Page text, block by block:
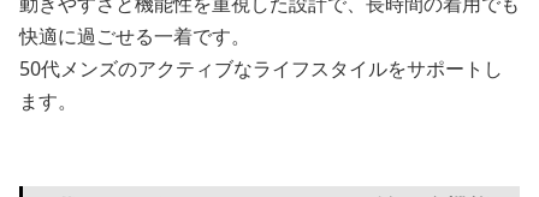
快適に過ごせる一着です。
50代メンズのアクティブなライフスタイルをサポートし
ます。